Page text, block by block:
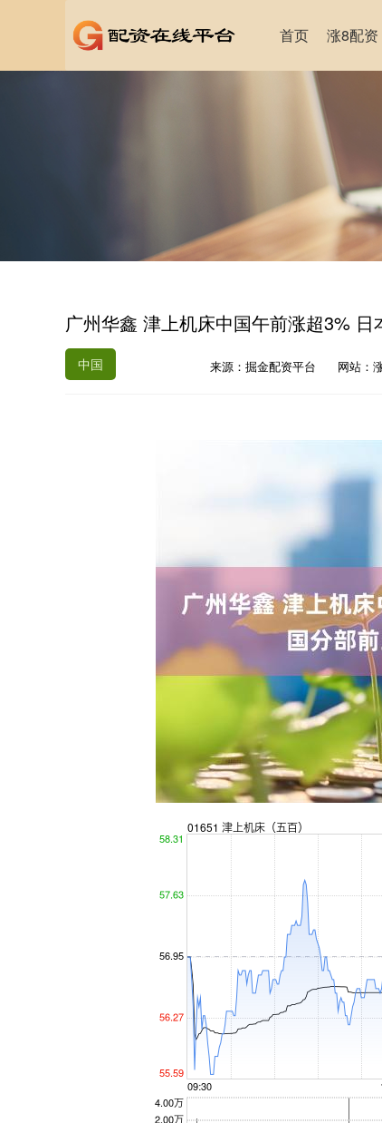
首页 涨8配资
广州华鑫 津上机床中国午前涨超3%
中国 来源：掘金配资平台 网站：
深证成指 14311.01